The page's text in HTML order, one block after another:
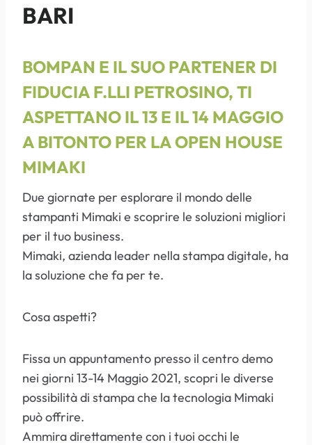
BARI
BOMPAN E IL SUO PARTENER DI
FIDUCIA F.LLI PETROSINO, TI
ASPETTANO IL 13 E IL 14 MAGGIO
A BITONTO PER LA OPEN HOUSE
MIMAKI
Due giornate per esplorare il mondo delle
stampanti Mimaki e scoprire le soluzioni migliori
per il tuo business.
Mimaki, azienda leader nella stampa digitale, ha
la soluzione che fa per te.
Cosa aspetti?
Fissa un appuntamento presso il centro demo
nei giorni 13-14 Maggio 2021, scopri le diverse
possibilità di stampa che la tecnologia Mimaki
può offrire.
Ammira direttamente con i tuoi occhi le